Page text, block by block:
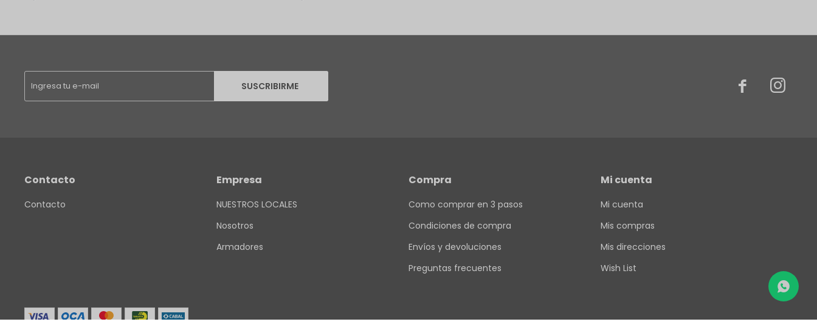
SUSCRIBIRME  
Contacto
Contacto
Empresa
NUESTROS LOCALES
Nosotros
Armadores
Compra
Como comprar en 3 pasos
Condiciones de compra
Envíos y devoluciones
Preguntas frecuentes
Mi cuenta
Mi cuenta
Mis compras
Mis direcciones
Wish List